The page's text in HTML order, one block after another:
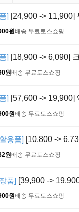
] [24,900 -> 11,900]
원배송 무료 토스쇼핑
] [18,900 -> 6,090]
원배송 무료 토스쇼핑
] [57,600 -> 19,900]
원배송 무료 토스쇼핑
용품] [10,800 ->
원배송 무료 토스쇼핑
품] [39,900 ->
원배송 무료 토스쇼핑